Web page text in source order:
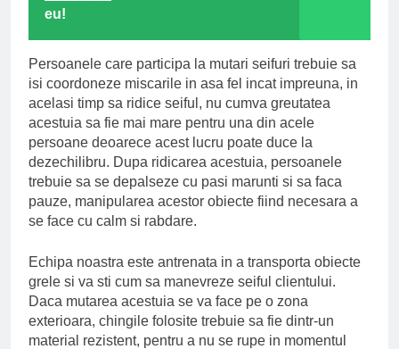
eu!
Persoanele care participa la mutari seifuri trebuie sa
isi coordoneze miscarile in asa fel incat impreuna, in
acelasi timp sa ridice seiful, nu cumva greutatea
acestuia sa fie mai mare pentru una din acele
persoane deoarece acest lucru poate duce la
dezechilibru. Dupa ridicarea acestuia, persoanele
trebuie sa se depalseze cu pasi marunti si sa faca
pauze, manipularea acestor obiecte fiind necesara a
se face cu calm si rabdare.
Echipa noastra este antrenata in a transporta obiecte
grele si va sti cum sa manevreze seiful clientului.
Daca mutarea acestuia se va face pe o zona
exterioara, chingile folosite trebuie sa fie dintr-un
material rezistent, pentru a nu se rupe in momentul